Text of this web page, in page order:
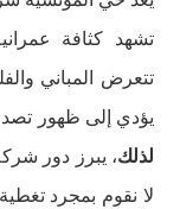
تشهد كثافة
تتعرض المباني
يؤدي إلى ظهور
لذلك، يبرز دور
لا نقوم بمجرد